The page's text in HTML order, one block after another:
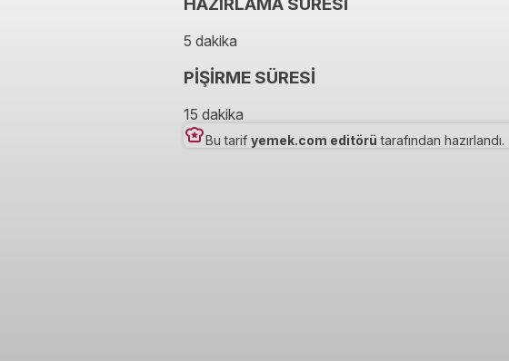
HAZIRLAMA SÜRESİ
5 dakika
PİŞİRME SÜRESİ
15 dakika
Bu tarif yemek.com editörü tarafından hazırlandı.